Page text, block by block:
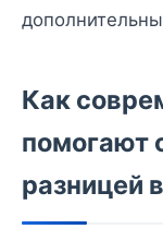
Как
помогают
разницей